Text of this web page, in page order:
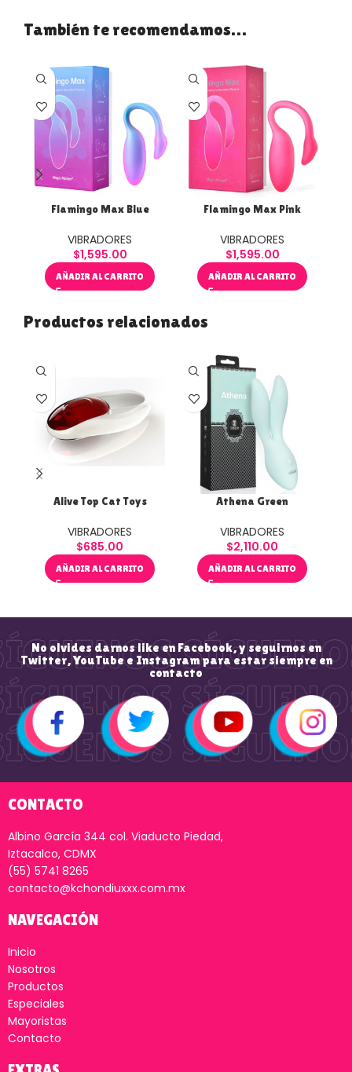
También te recomendamos…
Flamingo Max Blue
VIBRADORES
$1,595.00
AÑADIR AL CARRITO
Flamingo Max Pink
VIBRADORES
$1,595.00
AÑADIR AL CARRITO
Productos relacionados
Alive Top Cat Toys
VIBRADORES
$685.00
AÑADIR AL CARRITO
Athena Green
VIBRADORES
$2,110.00
AÑADIR AL CARRITO
No olvides darnos like en Facebook, y seguirnos en
Twitter, YouTube e Instagram para estar siempre en
contacto
CONTACTO
Albino García 344 col. Viaducto Piedad,
Iztacalco, CDMX
(55) 5741 8265
contacto@kchondiuxxx.com.mx
NAVEGACIÓN
Inicio
Nosotros
Productos
Especiales
Mayoristas
Contacto